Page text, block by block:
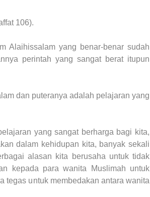
106).
Alaihissalam yang benar-benar sudah
perintah yang sangat berat itupun
dan puteranya adalah pelajaran yang
yang sangat berharga bagi kita,
dalam kehidupan kita, banyak sekali
alasan kita berusaha untuk tidak
kepada para wanita Muslimah untuk
tegas untuk membedakan antara wanita